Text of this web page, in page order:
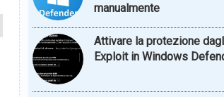
manualmente
Attivare la protezione
Exploit in Windows